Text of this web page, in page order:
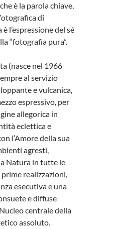
è la parola chiave,
di
l’espressione del sé
“fotografia pura”.
(nasce nel 1966
al servizio
e vulcanica,
espressivo, per
allegorica in
eclettica e
l’Amore della sua
agresti,
Natura in tutte le
realizzazioni,
esecutiva e una
e diffuse
centrale della
assoluto.